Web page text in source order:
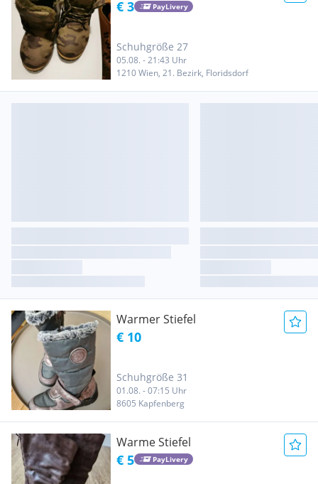
€ 3 PayLivery
Schuhgröße 27
05.08. - 21:43 Uhr
1210 Wien, 21. Bezirk, Floridsdorf
Warmer Stiefel
€ 10
Schuhgröße 31
01.08. - 07:15 Uhr
8605 Kapfenberg
Warme Stiefel
€ 5 PayLivery